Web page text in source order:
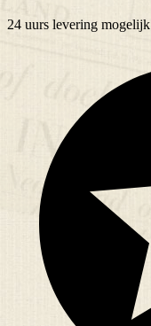
24 uurs levering mogelijk